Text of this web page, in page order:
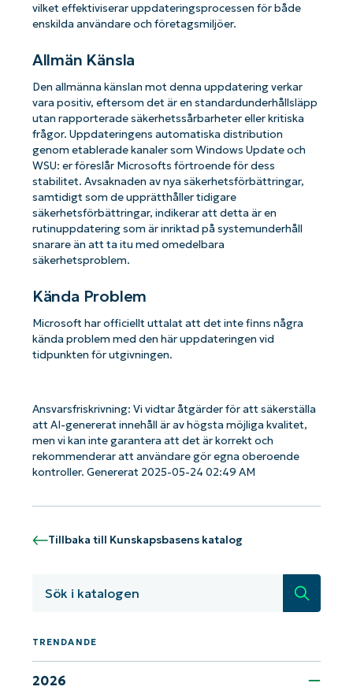
vilket effektiviserar uppdateringsprocessen för både
enskilda användare och företagsmiljöer.
Allmän Känsla
Den allmänna känslan mot denna uppdatering verkar
vara positiv, eftersom det är en standardunderhållsläpp
utan rapporterade säkerhetssårbarheter eller kritiska
frågor. Uppdateringens automatiska distribution
genom etablerade kanaler som Windows Update och
WSU: er föreslår Microsofts förtroende för dess
stabilitet. Avsaknaden av nya säkerhetsförbättringar,
samtidigt som de upprätthåller tidigare
säkerhetsförbättringar, indikerar att detta är en
rutinuppdatering som är inriktad på systemunderhåll
snarare än att ta itu med omedelbara
säkerhetsproblem.
Kända Problem
Microsoft har officiellt uttalat att det inte finns några
kända problem med den här uppdateringen vid
tidpunkten för utgivningen.
Ansvarsfriskrivning: Vi vidtar åtgärder för att säkerställa
att AI-genererat innehåll är av högsta möjliga kvalitet,
men vi kan inte garantera att det är korrekt och
rekommenderar att användare gör egna oberoende
kontroller. Genererat 2025-05-24 02:49 AM
Tillbaka till Kunskapsbasens katalog
Sök
TRENDANDE
2026
Kom igång med NinjaOne AI-drivna
First
last
name*
Business